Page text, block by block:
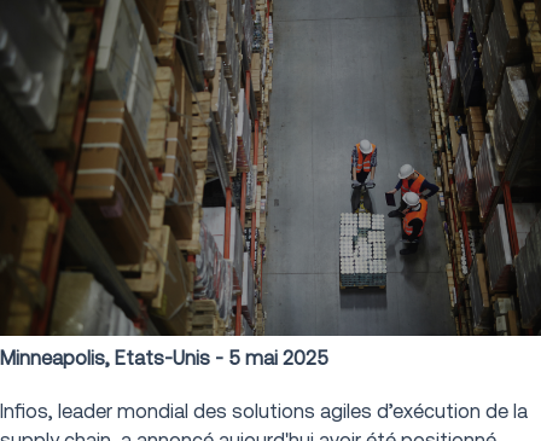
Minneapolis, Etats-Unis - 5 mai 2025
Infios, leader mondial des solutions agiles d’exécution de la